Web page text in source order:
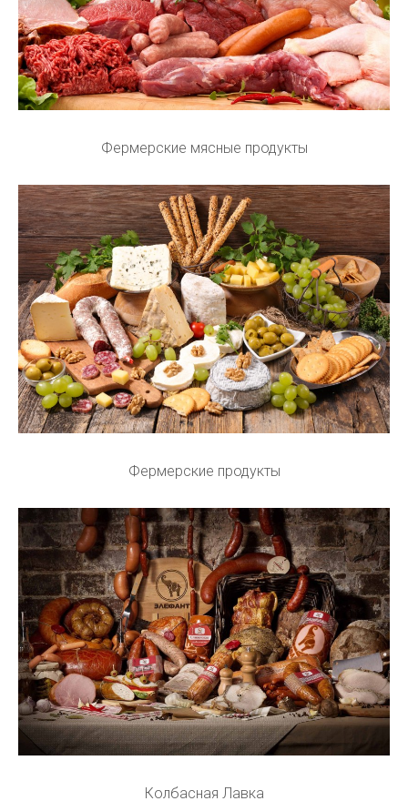
Фермерские мясные продукты
Фермерские продукты
Колбасная Лавка